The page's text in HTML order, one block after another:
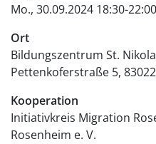
Mo., 30.09.2024 18:30-
Ort
Bildungszentrum St.
Pettenkoferstraße 5 83022
Kooperation
Initiativkreis Migration
Rosenheim e. V.